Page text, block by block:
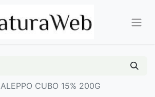
ALEPPO CUBO 15% 200G